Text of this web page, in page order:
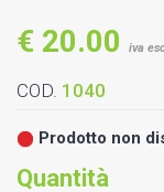
€ 20.00 iva
COD. 1040
Prodotto non
Quantità